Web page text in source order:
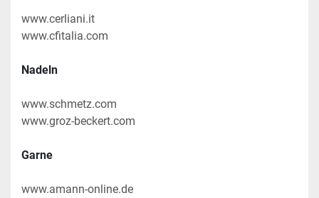
www.cerliani.it
www.cfitalia.com
Nadeln
www.schmetz.com
www.groz-beckert.com
Garne
www.amann-online.de